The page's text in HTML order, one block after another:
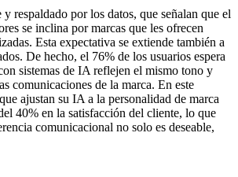
respaldado por los datos, que señalan que el
se inclina por marcas que les ofrecen
Esta expectativa se extiende también a
De hecho, el 76% de los usuarios espera
sistemas de IA reflejen el mismo tono y
comunicaciones de la marca. En este
ajustan su IA a la personalidad de marca
40% en la satisfacción del cliente, lo que
comunicacional no solo es deseable,